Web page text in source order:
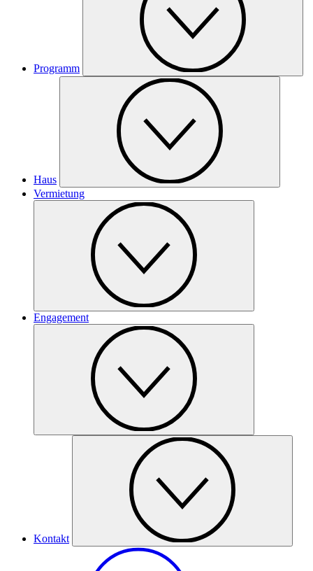
Programm
Haus
Vermietung
Engagement
Kontakt